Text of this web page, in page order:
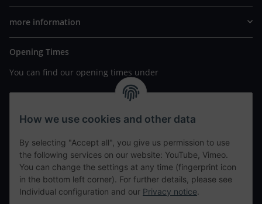
more information
Opening Times
You can find our opening times under
https://www.wannavapor.de/Filialen
your personal site
contact details
tweet
teilen
How we use cookies and other data
By selecting "Accept all", you give us permission to use
the following services on our website: YouTube, Vimeo.
You can change the settings at any time (fingerprint icon
in the bottom left corner). For further details, please see
Individual configuration and our Privacy notice.